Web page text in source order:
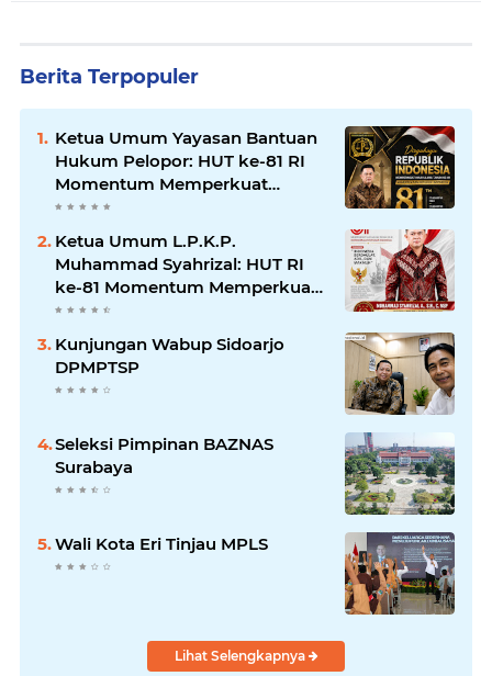
Berita Terpopuler
Ketua Umum Yayasan Bantuan
Hukum Pelopor: HUT ke-81 RI
Momentum Memperkuat
Keadilan, Persatuan, dan
Ketua Umum L.P.K.P.
Muhammad Syahrizal: HUT RI
ke-81 Momentum Memperkuat
Persatuan dan Keadilan bagi
Kunjungan Wabup Sidoarjo
DPMPTSP
Seleksi Pimpinan BAZNAS
Surabaya
Wali Kota Eri Tinjau MPLS
Lihat Selengkapnya